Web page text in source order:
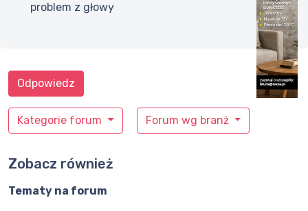
problem z głowy
Kategorie forum Forum wg branż
Odpowiedz
Zobacz również
Tematy na forum